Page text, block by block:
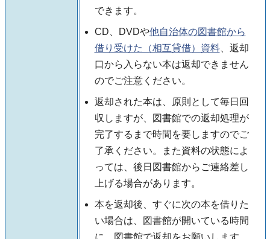
できます。
CD、DVDや他自治体の図書館から
借り受けた（相互貸借）資料、返却
口から入らない本は返却できません
のでご注意ください。
返却された本は、原則として毎日回
収しますが、図書館での返却処理が
完了するまで時間を要しますのでご
了承ください。また資料の状態によ
っては、後日図書館からご連絡差し
上げる場合があります。
本を返却後、すぐに次の本を借りた
い場合は、図書館が開いている時間
に、図書館で返却をお願いします。